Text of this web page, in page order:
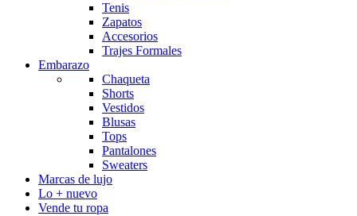
Tenis
Zapatos
Accesorios
Trajes Formales
Embarazo
Chaqueta
Shorts
Vestidos
Blusas
Tops
Pantalones
Sweaters
Marcas de lujo
Lo + nuevo
Vende tu ropa